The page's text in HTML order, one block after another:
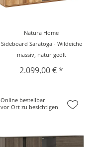
Natura Home
Sideboard Saratoga - Wildeiche
massiv, natur geölt
2.099,00 € *
Online bestellbar
vor Ort zu besichtigen